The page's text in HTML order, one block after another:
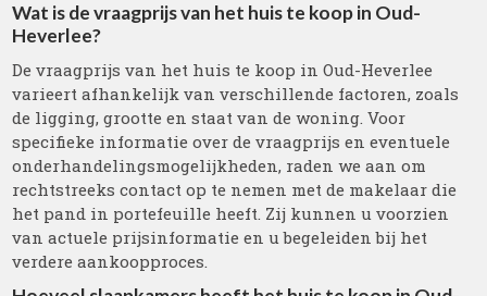
Wat is de vraagprijs van het huis te koop in Oud-
Heverlee?
De vraagprijs van het huis te koop in Oud-Heverlee
varieert afhankelijk van verschillende factoren, zoals
de ligging, grootte en staat van de woning. Voor
specifieke informatie over de vraagprijs en eventuele
onderhandelingsmogelijkheden, raden we aan om
rechtstreeks contact op te nemen met de makelaar die
het pand in portefeuille heeft. Zij kunnen u voorzien
van actuele prijsinformatie en u begeleiden bij het
verdere aankoopproces.